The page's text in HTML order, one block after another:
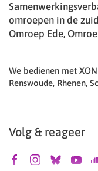
omroepen in de
Omroep Ede,
We bedienen met
Renswoude, Rhenen,
Volg & reageer